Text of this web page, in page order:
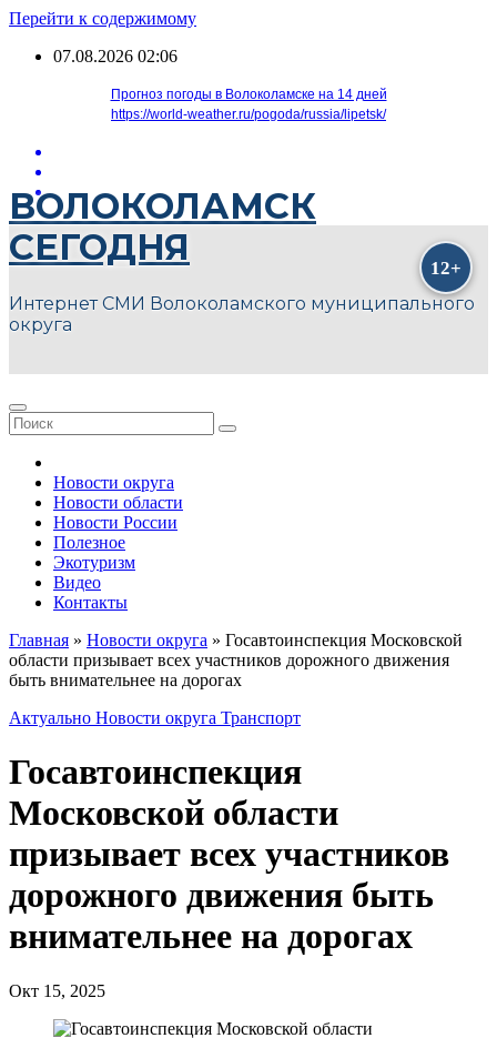
Перейти к содержимому
07.08.2026 02:06
Прогноз погоды в Волоколамске на 14 дней
https://world-weather.ru/pogoda/russia/lipetsk/
ВОЛОКОЛАМСК
СЕГОДНЯ
Интернет СМИ Волоколамского муниципального
округа
Новости округа
Новости области
Новости России
Полезное
Экотуризм
Видео
Контакты
Главная » Новости округа » Госавтоинспекция Московской
области призывает всех участников дорожного движения
быть внимательнее на дорогах
Актуально Новости округа Транспорт
Госавтоинспекция
Московской области
призывает всех участников
дорожного движения быть
внимательнее на дорогах
Окт 15, 2025